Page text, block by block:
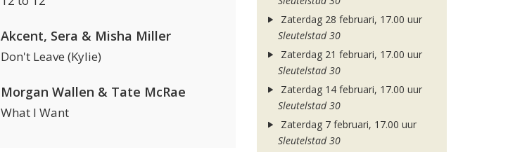
Akcent, Sera & Misha Miller
Don't Leave (Kylie)
Morgan Wallen & Tate McRae
What I Want
Zaterdag 28 februari, 17.00 uur
Sleutelstad 30
Zaterdag 21 februari, 17.00 uur
Sleutelstad 30
Zaterdag 14 februari, 17.00 uur
Sleutelstad 30
Zaterdag 7 februari, 17.00 uur
Sleutelstad 30